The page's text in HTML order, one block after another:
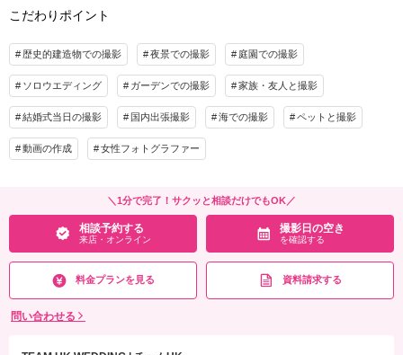
こだわりポイント
歴史的建造物での撮影 夜景での撮影 庭園での撮影
ソロウエディング ガーデンでの撮影 家族・友人と撮影
結婚式当日の撮影 国内出張撮影 海での撮影 ペットと撮影
動画の作成 女性フォトグラファー
＼1分で完了！サクッと相談だけでもOK／
相談予約する
来店・オンライン
撮影日の空き
を確認する
料金プランを見る 資料請求する
問い合わせる